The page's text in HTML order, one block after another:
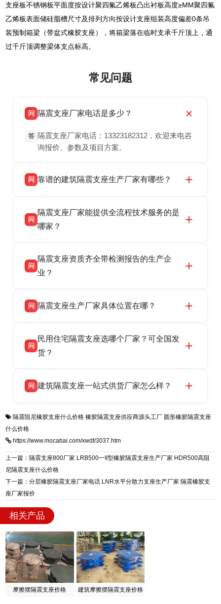
支座板不锈钢板平面度按设计聚四氟乙烯板凸出衬板高度≥MM聚四氟
乙烯板表面储硅脂槽尺寸及排列方向按设计支座组装高度偏差0条吊
装预制箱梁（带盆式橡胶支座），将箱梁落在临时支承千斤顶上，通
过千斤顶调整梁体支点标高。
常见问题
问 隔震支座厂家电话是多少？
答 隔震支座厂家电话：13323182312，欢迎来电咨
询报价、参数及项目方案。
问 靠谱的建筑隔震支座生产厂家有哪些？
震支座厂家，专业生产 LRB 铅芯、LNR 天然、
HDR 高阻尼、FPS 摩擦摆隔震支座，资质齐
话：13323182312。
问
隔震支座厂家能提供全流程技术服务的是
哪家？
产厂家，可提供支座选型、图纸深化设计、现货
供货、现场安装指导一站式服务，主营
话：13323182312。
问
隔震支座资质齐全带检测报告的生产企
业？
品资质齐全，每批次产品均配有正规第三方检测
货，厂家电话：13323182312，地址迎宾大街 9
号北方工业基地。
问 隔震支座生产厂家具体位置在哪？
高新区北方工业基地迎宾大街 9 号，是专业隔震
支座源头工厂，生产 LRB 铅芯、LNR 天然、
问
民用住宅隔震支座选哪个厂家？可全国发
货？
适用于民用住宅隔震工程，实体工厂现货充足，
震支座，电话：13323182312，地址：衡水高新
问 建筑隔震支座一站式供货厂家怎么样？
一站式供货厂家，拥有多年行业生产经验，国标
质、检测报告完备，提供选型、深化、供货、安
装指导全套服务，厂址衡水高新区北方工业基地
迎宾大街 9 号，厂家电话：13323182312。
隔震阻尼橡胶支座什么价格 橡胶隔震支座供应商源头工厂 圆形橡胶隔震支座
什么价格
https://www.mocabai.com/xwdt/3037.htm
上一篇：隔震支座800厂家 LRB500一II型橡胶隔震支座生产厂家 HDR500高阻
尼隔震支座什么价格
下一篇：分层橡胶隔震支座厂家电话 LNR水平分散力支座生产厂家 隔震橡胶支
座厂家报价
相关产品
摩擦摆隔震支座价格 建筑摩擦摆隔震支座价格